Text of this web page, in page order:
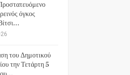
όγκος
του Δημοτικού
την Τετάρτη 5